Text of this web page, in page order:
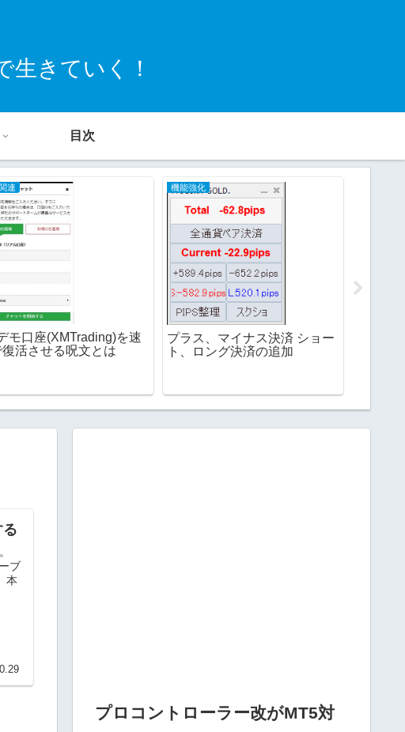
生きていく！
目次
連
モ口座(XMTrading)を速
活させる呪文とは
機能強化
プラス、マイナス決済 ショー
ト、ロング決済の追加
ブ
本
プロコントローラー改がMT5対